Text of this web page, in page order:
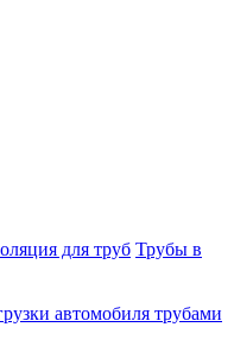
для труб Трубы в
автомобиля трубами